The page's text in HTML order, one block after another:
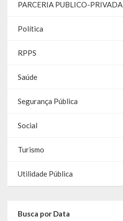
Emendas Parlamentares Federais
Convênios com o Estado
Emendas Parlamentares Estaduais
Carta de Serviços ao Usuário
PARCERIA PUBLICO-PRIVADA
Política
RPPS
Saúde
Segurança Pública
Social
Turismo
Utilidade Pública
Busca por Data